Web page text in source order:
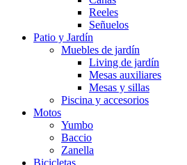
Reeles
Señuelos
Patio y Jardín
Muebles de jardín
Living de jardín
Mesas auxiliares
Mesas y sillas
Piscina y accesorios
Motos
Yumbo
Baccio
Zanella
Bicicletas